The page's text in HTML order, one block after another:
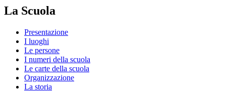
La Scuola
Presentazione
I luoghi
Le persone
I numeri della scuola
Le carte della scuola
Organizzazione
La storia